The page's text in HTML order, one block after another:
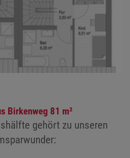
Birkenweg 81 m²
gehört zu unseren